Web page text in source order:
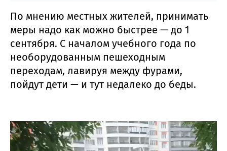
По мнению местных жителей, принимать
меры надо как можно быстрее — до 1
сентября. С началом учебного года по
необорудованным пешеходным
переходам, лавируя между фурами,
пойдут дети — и тут недалеко до беды.
Видеоплеер